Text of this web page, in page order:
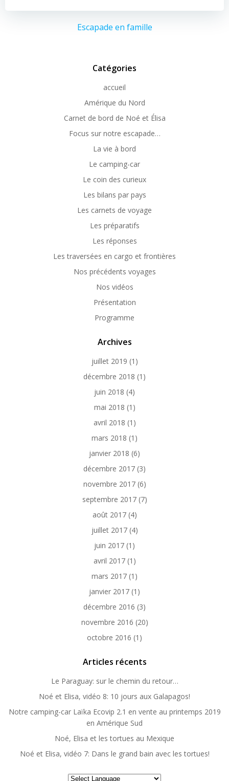
Escapade en famille
Catégories
accueil
Amérique du Nord
Carnet de bord de Noé et Élisa
Focus sur notre escapade…
La vie à bord
Le camping-car
Le coin des curieux
Les bilans par pays
Les carnets de voyage
Les préparatifs
Les réponses
Les traversées en cargo et frontières
Nos précédents voyages
Nos vidéos
Présentation
Programme
Archives
juillet 2019 (1)
décembre 2018 (1)
juin 2018 (4)
mai 2018 (1)
avril 2018 (1)
mars 2018 (1)
janvier 2018 (6)
décembre 2017 (3)
novembre 2017(6)
septembre 2017(7)
août 2017(4)
juillet 2017(4)
juin 2017 (1)
avril 2017(1)
mars 2017 (1)
janvier 2017 (1)
décembre 2016 (3)
novembre 2016 (20)
octobre 2016 (1)
Articles récents
Le Paraguay: sur le chemin du retour…
Noé et Elisa, vidéo 8: 10 jours aux Galapagos!
Notre camping-car Laïka Ecovip 2.1 en vente au printemps 2019
en Amérique Sud
Noé, Elisa et les tortues au Mexique
Noé et Elisa, vidéo 7: Dans le grand bain avec les tortues!